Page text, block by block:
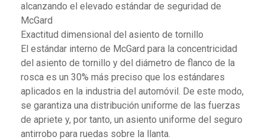
alcanzando el elevado estándar de seguridad de
McGard
Exactitud dimensional del asiento de tornillo
El estándar interno de McGard para la concentricidad
del asiento de tornillo y del diámetro de flanco de la
rosca es un 30% más preciso que los estándares
aplicados en la industria del automóvil. De este modo,
se garantiza una distribución uniforme de las fuerzas
de apriete y, por tanto, un asiento uniforme del seguro
antirrobo para ruedas sobre la llanta.